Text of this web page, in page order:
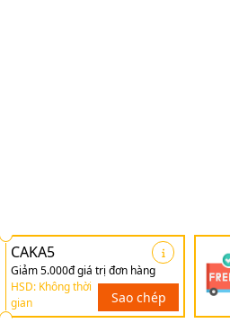
CAKA5
Giảm 5.000đ giá trị đơn hàng
HSD: Không thời
gian
Sao chép